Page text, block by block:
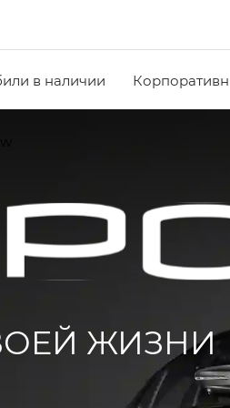
в наличии
ЖИЗНИ